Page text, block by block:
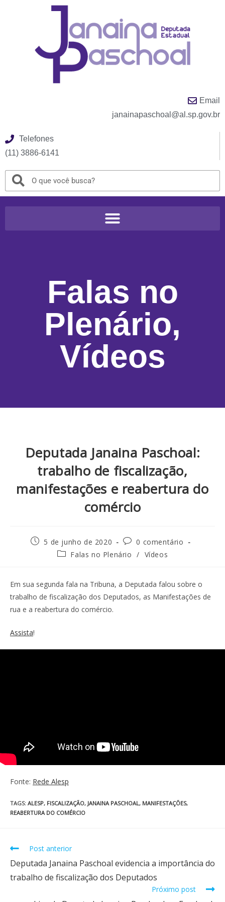
Email
janainapaschoal@al.sp.gov.br
Telefones
(11) 3886-6141
Falas no
Plenário,
Vídeos
Deputada Janaina Paschoal:
trabalho de fiscalização,
manifestações e reabertura do
comércio
5 de junho de 2020
0 comentário
Falas no Plenário / Vídeos
Em sua segunda fala na Tribuna, a Deputada falou sobre o
trabalho de fiscalização dos Deputados, as Manifestações de
rua e a reabertura do comércio.
Assista!
Fonte: Rede Alesp
TAGS: ALESP, FISCALIZAÇÃO, JANAINA PASCHOAL, MANIFESTAÇÕES,
REABERTURA DO COMÉRCIO
Post anterior
Deputada Janaina Paschoal evidencia a importância do
trabalho de fiscalização dos Deputados
Próximo post